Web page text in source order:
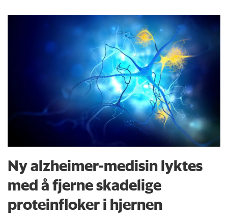
Ny alzheimer-medisin lyktes
med å fjerne skadelige
proteinfloker i hjernen